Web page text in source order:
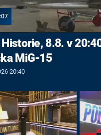
Historie, 8.8. v
MiG-15
20:40